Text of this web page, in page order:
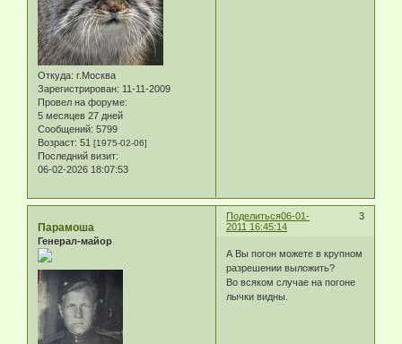
Откуда: г.Москва
Зарегистрирован: 11-11-2009
Провел на форуме:
5 месяцев 27 дней
Сообщений: 5799
Возраст: 51 [1975-02-06]
Последний визит:
06-02-2026 18:07:53
Поделиться 3
06-01-
2011 16:45:14
Парамоша
Генерал-майор
А Вы погон можете в крупном
разрешении выложить?
Во всяком случае на погоне
лычки видны.